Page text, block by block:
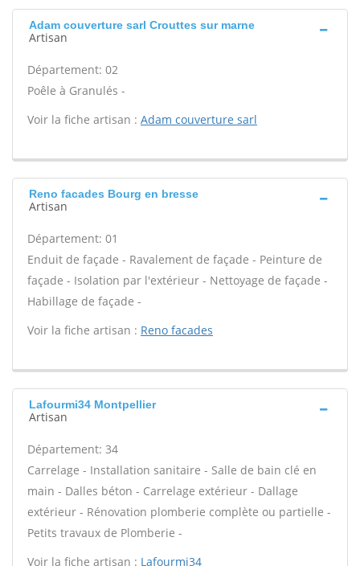
Adam couverture sarl Crouttes sur marne
Artisan
Département: 02
Poêle à Granulés -
Voir la fiche artisan : Adam couverture sarl
Reno facades Bourg en bresse
Artisan
Département: 01
Enduit de façade - Ravalement de façade - Peinture de
façade - Isolation par l'extérieur - Nettoyage de façade -
Habillage de façade -
Voir la fiche artisan : Reno facades
Lafourmi34 Montpellier
Artisan
Département: 34
Carrelage - Installation sanitaire - Salle de bain clé en
main - Dalles béton - Carrelage extérieur - Dallage
extérieur - Rénovation plomberie complète ou partielle -
Petits travaux de Plomberie -
Voir la fiche artisan : Lafourmi34